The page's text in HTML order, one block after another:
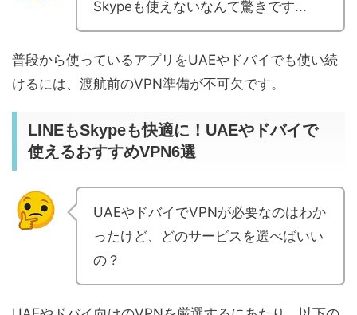
Skypeも使えないなんて驚きです...
普段から使っているアプリをUAEやドバイでも使い続
けるには、渡航前のVPN準備が不可欠です。
LINEもSkypeも快適に！UAEやドバイで
使えるおすすめVPN6選
UAEやドバイでVPNが必要なのはわか
ったけど、どのサービスを選べばいい
の？